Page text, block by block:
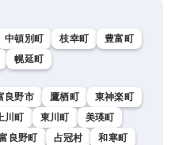
中頓別町 枝幸町
豊富町
幌延町
良野市 鷹栖町
東神楽町
川町 東川町
美瑛町
良野町 占冠村
和寒町